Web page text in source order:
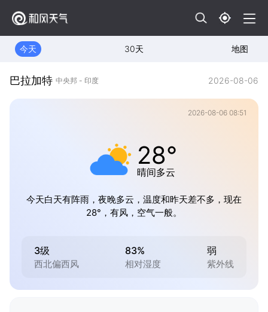
今天 30天 地图
巴拉加特 中央邦 - 印度 2026-08-06
2026-08-06 08:51
28°
晴间多云
今天白天有阵雨，夜晚多云，温度和昨天差不多，现在
28°，有风，空气一般。
3级
西北偏西风
83%
相对湿度
弱
紫外线